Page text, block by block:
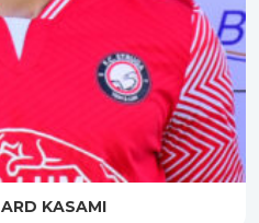
ARD KASAMI